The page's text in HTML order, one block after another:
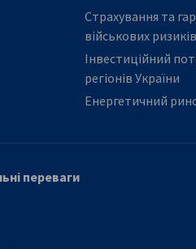
Страхування та
військових ризиків
Інвестиційний
регіонів України
Енергетичний
переваги